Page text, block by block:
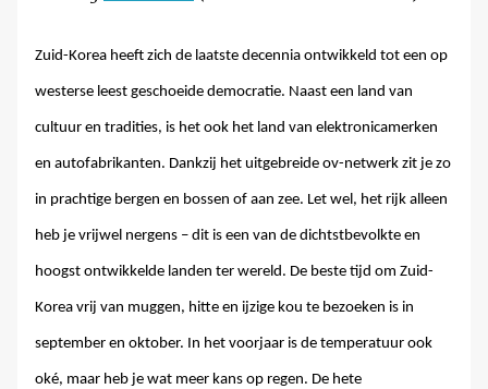
Zuid-Korea heeft zich de laatste decennia ontwikkeld tot een op
westerse leest geschoeide democratie. Naast een land van
cultuur en tradities, is het ook het land van elektronicamerken
en autofabrikanten. Dankzij het uitgebreide ov-netwerk zit je zo
in prachtige bergen en bossen of aan zee. Let wel, het rijk alleen
heb je vrijwel nergens – dit is een van de dichtstbevolkte en
hoogst ontwikkelde landen ter wereld. De beste tijd om Zuid-
Korea vrij van muggen, hitte en ijzige kou te bezoeken is in
september en oktober. In het voorjaar is de temperatuur ook
oké, maar heb je wat meer kans op regen. De hete